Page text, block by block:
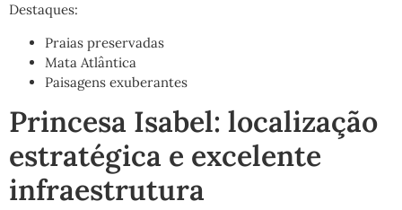
Destaques:
Praias preservadas
Mata Atlântica
Paisagens exuberantes
Princesa Isabel: localização
estratégica e excelente
infraestrutura